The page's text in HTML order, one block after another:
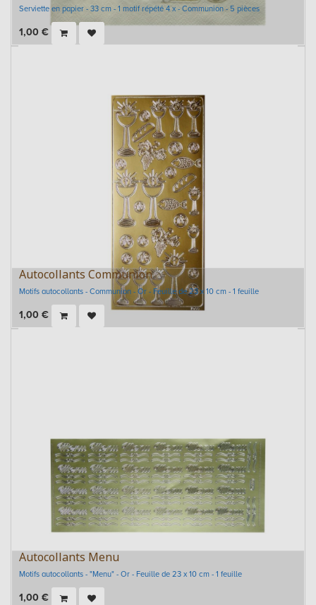
Serviette en papier - 33 cm - 1 motif répété 4 x - Communion - 5 pièces
1,00 €
Autocollants Communion
Motifs autocollants - Communion - Or - Feuille de 23 x 10 cm - 1 feuille
1,00 €
Autocollants Menu
Motifs autocollants - "Menu" - Or - Feuille de 23 x 10 cm - 1 feuille
1,00 €